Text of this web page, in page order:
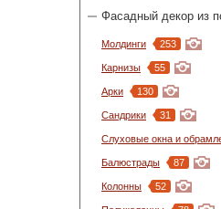
Фасадный декор из
Молдинги 253
Карнизы 55
Арки 130
Сандрики 31
Слуховые окна и
Балюстрады 87
Колонны 52